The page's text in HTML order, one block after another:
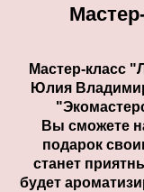
Мастер-класс
Юлия
Вы сможете
подарок
станет
будет